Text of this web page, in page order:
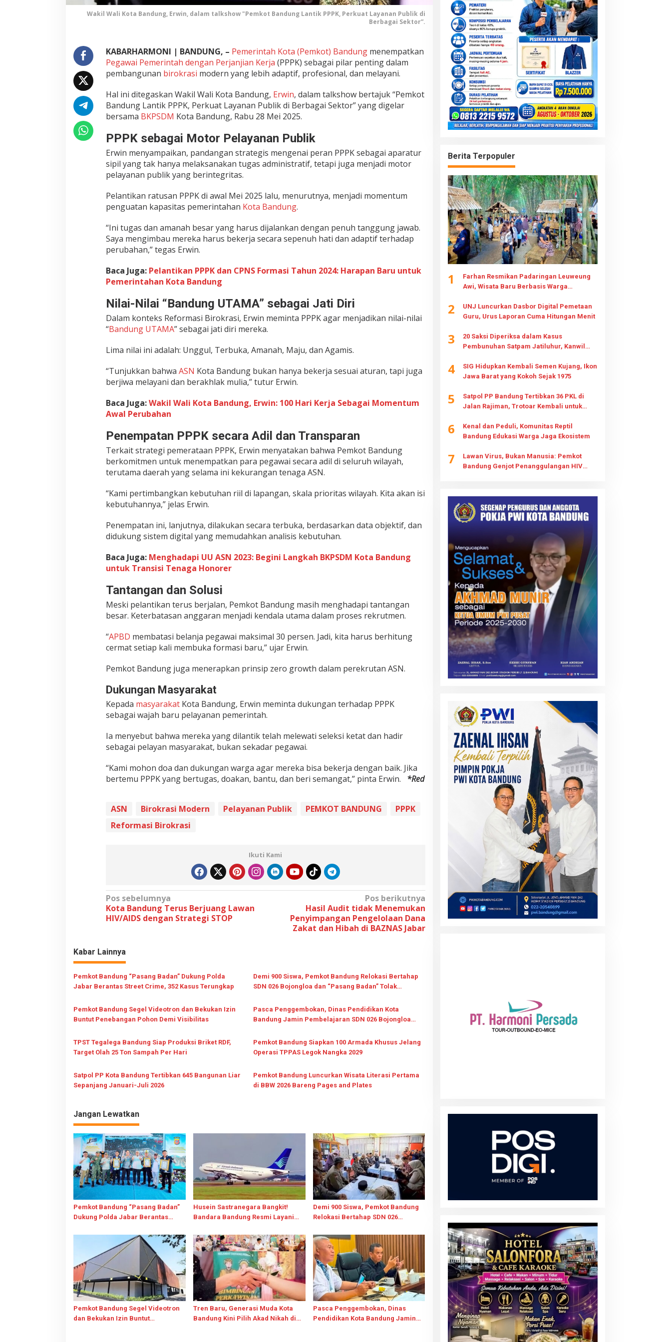
i
k
t
e
m
a
t
k
n
s
e
c
a
a
A
i
d
e
l
r
h
W
l
y
a
K
o
a
Wakil Wali Kota Bandung, Erwin, dalam talkshow "Pemkot Bandung Lantik PPPK, Perkuat Layanan Publik di
Berbagai Sektor”.
KABARHARMONI | BANDUNG, – Pemerintah Kota (Pemkot) Bandungmenempatkan
Pegawai Pemerintah dengan Perjanjian Kerja (PPPK) sebagai pilar penting dalam
pembangunan birokrasi modern yang lebih adaptif, profesional, dan melayani.
Hal ini ditegaskan Wakil Wali Kota Bandung, Erwin, dalam talkshow bertajuk “Pemkot
Bandung Lantik PPPK, Perkuat Layanan Publik di Berbagai Sektor” yang digelar
bersama BKPSDM Kota Bandung, Rabu 28 Mei 2025.
PPPK sebagai Motor Pelayanan Publik
Erwin menyampaikan, pandangan strategis mengenai peran PPPK sebagai aparatur
sipil yang tak hanya melaksanakan tugas administratif, tetapi juga menjadi motor
pelayanan publik yang berintegritas.
Pelantikan ratusan PPPK di awal Mei 2025 lalu, menurutnya, menjadi momentum
penguatan kapasitas pemerintahan Kota Bandung.
“Ini tugas dan amanah besar yang harus dijalankan dengan penuh tanggung jawab.
Saya mengimbau mereka harus bekerja secara sepenuh hati dan adaptif terhadap
perubahan,” tegas Erwin.
Baca Juga: Pelantikan PPPK dan CPNS Formasi Tahun 2024: Harapan Baru untuk
Pemerintahan Kota Bandung
Nilai-Nilai “Bandung UTAMA” sebagai Jati Diri
Dalam konteks Reformasi Birokrasi, Erwin meminta PPPK agar menjadikan nilai-nilai
“Bandung UTAMA” sebagai jati diri mereka.
Lima nilai ini adalah: Unggul, Terbuka, Amanah, Maju, dan Agamis.
“Tunjukkan bahwa ASN Kota Bandung bukan hanya bekerja sesuai aturan, tapi juga
berjiwa melayani dan berakhlak mulia,” tutur Erwin.
Baca Juga:Wakil Wali Kota Bandung, Erwin: 100 Hari Kerja Sebagai Momentum
Awal Perubahan
Penempatan PPPK secara Adil dan Transparan
Terkait strategi pemerataan PPPK, Erwin menyatakan bahwa Pemkot Bandung
berkomitmen untuk menempatkan para pegawai secara adil di seluruh wilayah,
terutama daerah yang selama ini kekurangan tenaga ASN.
“Kami pertimbangkan kebutuhan riil di lapangan, skala prioritas wilayah. Kita akan isi
kebutuhannya,” jelas Erwin.
Penempatan ini, lanjutnya, dilakukan secara terbuka, berdasarkan data objektif, dan
didukung sistem digital yang memudahkan analisis kebutuhan.
Baca Juga: Menghadapi UU ASN 2023: Begini Langkah BKPSDM Kota Bandung
untuk Transisi Tenaga Honorer
Tantangan dan Solusi
Meski pelantikan terus berjalan, Pemkot Bandung masih menghadapi tantangan
besar. Keterbatasan anggaran menjadi kendala utama dalam proses rekrutmen.
“APBD membatasi belanja pegawai maksimal 30 persen. Jadi, kita harus berhitung
cermat setiap kali membuka formasi baru,” ujar Erwin.
Pemkot Bandung juga menerapkan prinsip zero growth dalam perekrutan ASN.
Dukungan Masyarakat
Kepada masyarakatKota Bandung, Erwin meminta dukungan terhadap PPPK
sebagai wajah baru pelayanan pemerintah.
Ia menyebut bahwa mereka yang dilantik telah melewati seleksi ketat dan hadir
sebagai pelayan masyarakat, bukan sekadar pegawai.
“Kami mohon doa dan dukungan warga agar mereka bisa bekerja dengan baik. Jika
bertemu PPPK yang bertugas, doakan, bantu, dan beri semangat,” pinta Erwin. *Red
ASN Birokrasi Modern Pelayanan Publik PEMKOT BANDUNG
PPPK
Reformasi Birokrasi
Ikuti Kami
N
a
g
s
p
o
s
Pos sebelumnya
Kota Bandung Terus Berjuang Lawan
HIV/AIDS dengan Strategi STOP
Pos berikutnya
Hasil Audit tidak Menemukan
Penyimpangan Pengelolaan Dana
Zakat dan Hibah di BAZNAS Jabar
Kabar Lainnya
Pemkot Bandung “Pasang Badan” Dukung Polda
Jabar Berantas Street Crime, 352 Kasus Terungkap
Demi 900 Siswa, Pemkot Bandung Relokasi Bertahap
SDN 026 Bojongloa dan “Pasang Badan” Tolak
Pemkot Bandung Segel Videotron dan Bekukan Izin
Buntut Penebangan Pohon Demi Visibilitas
Pasca Penggembokan, Dinas Pendidikan Kota
Bandung Jamin Pembelajaran SDN 026 Bojongloa
TPST Tegalega Bandung Siap Produksi Briket RDF,
Target Olah 25 Ton Sampah Per Hari
Pemkot Bandung Siapkan 100 Armada Khusus Jelang
Operasi TPPAS Legok Nangka 2029
Satpol PP Kota Bandung Tertibkan 645 Bangunan Liar
Sepanjang Januari-Juli 2026
Pemkot Bandung Luncurkan Wisata Literasi Pertama
di BBW 2026 Bareng Pages and Plates
Jangan Lewatkan
Pemkot Bandung “Pasang Badan”
Dukung Polda Jabar Berantas
Husein Sastranegara Bangkit!
Bandara Bandung Resmi Layani
Demi 900 Siswa, Pemkot Bandung
Relokasi Bertahap SDN 026
Tolak Pengusiran
Pemkot Bandung Segel Videotron
dan Bekukan Izin Buntut
Tren Baru, Generasi Muda Kota
Bandung Kini Pilih Akad Nikah di
Pasca Penggembokan, Dinas
Pendidikan Kota Bandung Jamin
Berita Terpopuler
1
Farhan Resmikan Padaringan Leuweung
Awi, Wisata Baru Berbasis Warga
2
UNJ Luncurkan Dasbor Digital Pemetaan
Guru, Urus Laporan Cuma Hitungan Menit
3
20 Saksi Diperiksa dalam Kasus
Pembunuhan Satpam Jatiluhur, Kanwil
Hak Keluarga
4
SIG Hidupkan Kembali Semen Kujang, Ikon
Jawa Barat yang Kokoh Sejak 1975
5
Satpol PP Bandung Tertibkan 36 PKL di
Jalan Rajiman, Trotoar Kembali untuk
6
Kenal dan Peduli, Komunitas Reptil
Bandung Edukasi Warga Jaga Ekosistem
7
Lawan Virus, Bukan Manusia: Pemkot
Bandung Genjot Penanggulangan HIV